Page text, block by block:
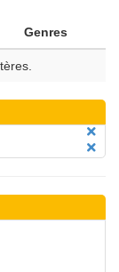
Genres